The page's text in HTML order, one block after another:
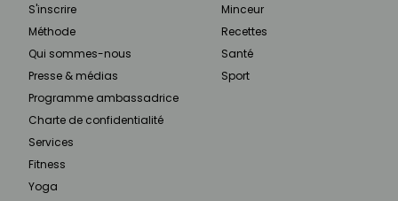
S'inscrire
Méthode
Qui sommes-nous
Presse & médias
Programme ambassadrice
Charte de confidentialité
Services
Fitness
Yoga
Minceur
Recettes
Santé
Sport